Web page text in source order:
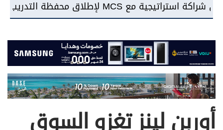
أوربن لينز تغزو السوق